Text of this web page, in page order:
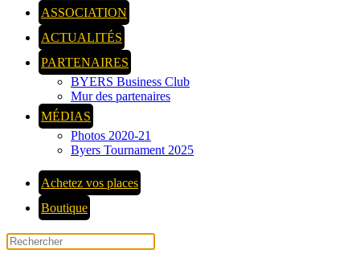
ASSOCIATION
ACTUALITÉS
PARTENAIRES
BYERS Business Club
Mur des partenaires
MÉDIAS
Photos 2020-21
Byers Tournament 2025
Achetez vos places
Boutique